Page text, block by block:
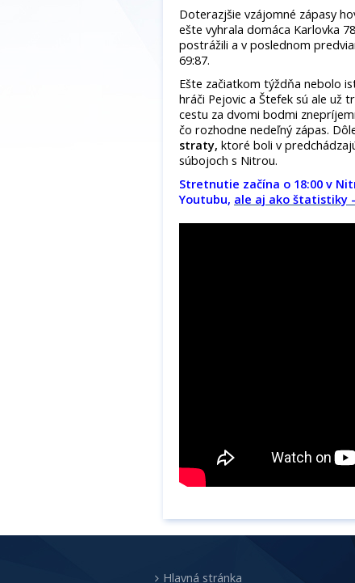
Doterazjšie vzájomné zápasy
ešte vyhrala domáca Karlovka
postrážili a v poslednom
69:87.
Ešte začiatkom týždňa nebolo
hráči Pejovic a Štefek sú ale už
cestu za dvomi bodmi
čo rozhodne nedeľný zápas.
straty, ktoré boli v
súbojoch s Nitrou.
Stretnutie začína o 18:00 v
Youtubu, ale aj ako štatistiky
Hlavná stránka